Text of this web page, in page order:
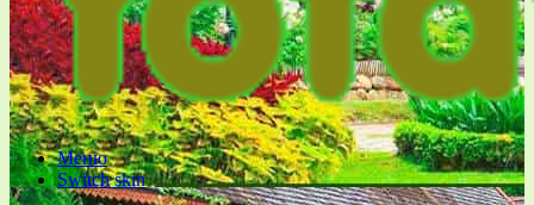
Меню
Switch skin